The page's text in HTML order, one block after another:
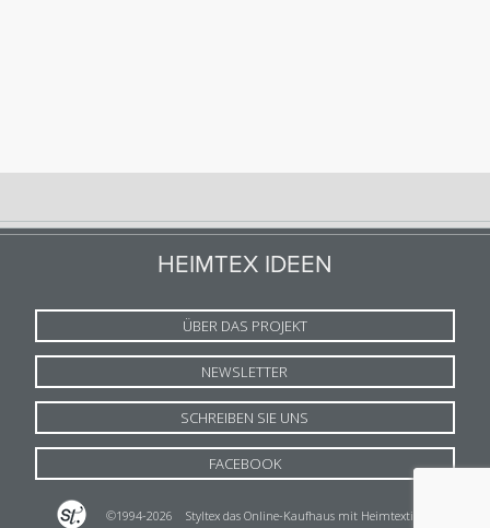
HEIMTEX IDEEN
ÜBER DAS PROJEKT
NEWSLETTER
SCHREIBEN SIE UNS
FACEBOOK
©1994-2026 Styltex das Online-Kaufhaus mit Heimtextilien